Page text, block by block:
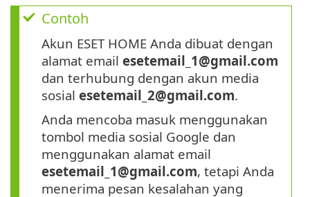
Contoh
Akun ESET HOME Anda dibuat dengan
alamat email esetemail_1@gmail.com
dan terhubung dengan akun media
sosial esetemail_2@gmail.com.
Anda mencoba masuk menggunakan
tombol media sosial Google dan
menggunakan alamat email
esetemail_1@gmail.com, tetapi Anda
menerima pesan kesalahan yang